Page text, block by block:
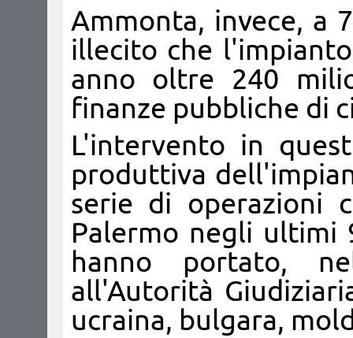
Ammonta, invece, a
illecito che
anno oltre 240
finanze pubbliche di
L'intervento in
produttiva
serie di operazioni
Palermo negli ultimi
hanno portato,
all'Autorità
ucraina, bulgara,